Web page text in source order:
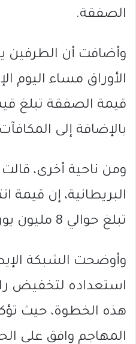
الصفقة.
وأضافت أن الطرفين
الأوراق مساء اليوم
بالإضافة إلى
ومن ناحية أخرى،
البريطانية، إن قيمة
تبلغ حوالي 8 مليون يورو شاملة الإضافات.
وأوضحت الشبكة
استعداده لتخفيض
هذه الخطوة، حيث